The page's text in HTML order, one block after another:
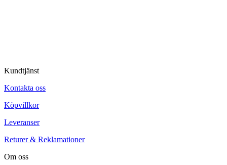
Kundtjänst
Kontakta oss
Köpvillkor
Leveranser
Returer & Reklamationer
Om oss